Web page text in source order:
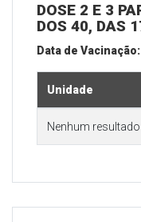
DOSE 2 E 3
DOS 40, DAS
Data de Vacinação:
Unidade
Nenhum